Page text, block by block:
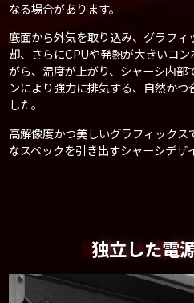
なる場合があります。
底面から外気を取り込み、グラフ
却、さらにCPUや発熱が大きいコ
がら、温度が上がり、シャーシ内部
ンにより強力に排気する、自然か
した。
高解像度かつ美しいグラフィック
なスペックを引き出すシャーシデザ
独立した電